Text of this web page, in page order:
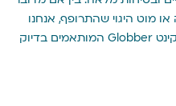
מוט היגוי שהתרופף, אנחנו
מציעים מגוון מלא של חלקים לקורקינט Globber המותאמים בדיוק